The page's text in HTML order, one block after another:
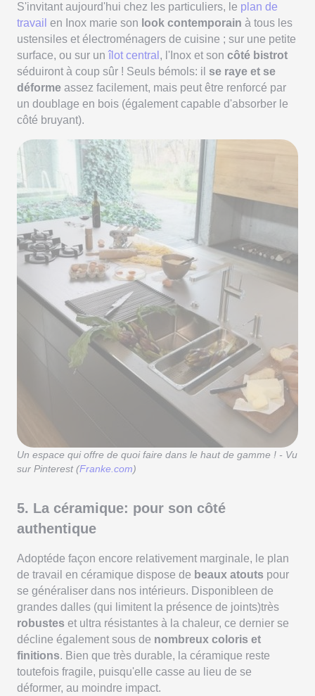
S'invitant aujourd'hui chez les particuliers, le plan de
travail en Inox marie son look contemporain à tous les
ustensiles et électroménagers de cuisine ; sur une petite
surface, ou sur un îlot central , l'Inox et son côté bistrot
séduiront à coup sûr ! Seuls bémols: il se raye et se
déforme assez facilement, mais peut être renforcé par
un doublage en bois (également capable d'absorber le
côté bruyant).
Un espace qui offre de quoi faire dans le haut de gamme ! - Vu
sur Pinterest (Franke.com)
5. La céramique: pour son côté
authentique
Adoptéde façon encore relativement marginale, le plan
de travail en céramique dispose de beaux atouts pour
se généraliser dans nos intérieurs. Disponibleen de
grandes dalles (qui limitent la présence de joints)très
robustes et ultra résistantes à la chaleur, ce dernier se
décline également sous de nombreux coloris et
finitions. Bien que très durable, la céramique reste
toutefois fragile, puisqu'elle casse au lieu de se
déformer, au moindre impact.